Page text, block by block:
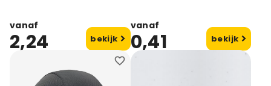
vanaf
2,24 bekijk
vanaf
0,41 bekijk